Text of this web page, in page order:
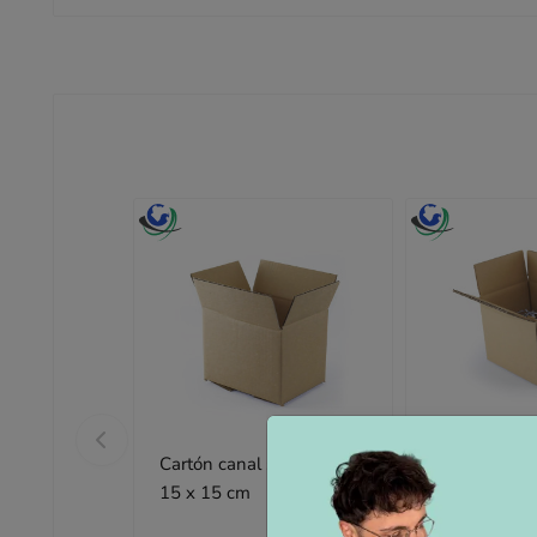
Cartón canal simple 20 x
15 x 15 cm
14 x 14 cm